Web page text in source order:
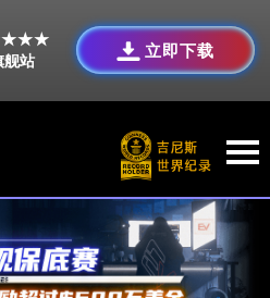
舰站
立即下载